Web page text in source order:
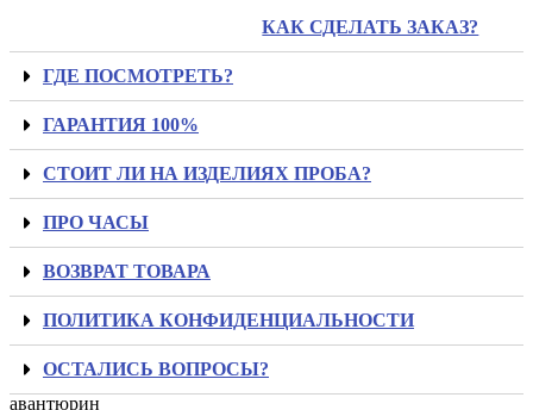
КАК СДЕЛАТЬ ЗАКАЗ?
ГДЕ ПОСМОТРЕТЬ?
ГАРАНТИЯ 100%
СТОИТ ЛИ НА ИЗДЕЛИЯХ ПРОБА?
ПРО ЧАСЫ
ВОЗВРАТ ТОВАРА
ПОЛИТИКА КОНФИДЕНЦИАЛЬНОСТИ
ОСТАЛИСЬ ВОПРОСЫ?
авантюрин